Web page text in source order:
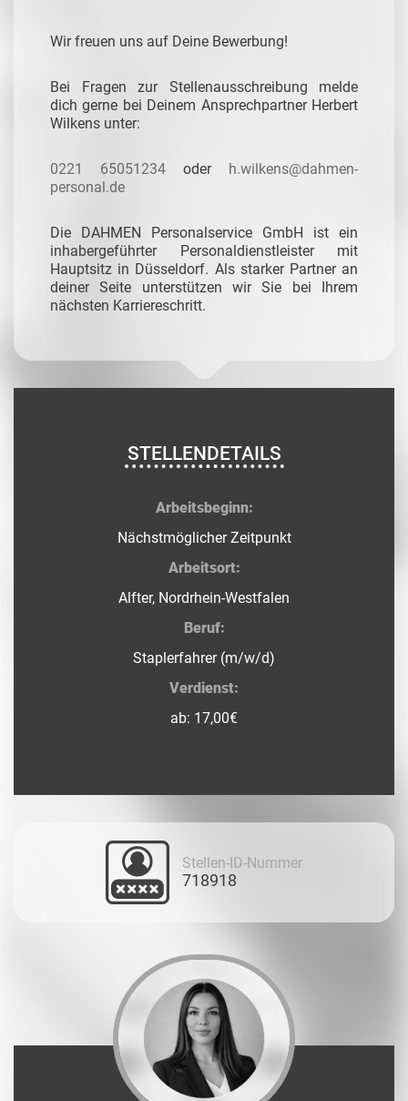
Wir freuen uns auf Deine Bewerbung!
Bei Fragen zur Stellenausschreibung melde
dichgerne bei Deinem Ansprechpartner Herbert
Wilkens unter:
0221 65051234 oder h.wilkens@dahmen-
personal.de
Die DAHMEN Personalservice GmbH ist ein
inhabergeführter Personaldienstleister mit
Hauptsitz in Düsseldorf. Als starker Partner an
deiner Seite unterstützen wir Sie bei Ihrem
nächsten Karriereschritt.
STELLENDETAILS
Arbeitsbeginn:
Nächstmöglicher Zeitpunkt
Arbeitsort:
Alfter, Nordrhein-Westfalen
Beruf:
Staplerfahrer (m/w/d)
Verdienst:
ab: 17,00€
Stellen-ID-Nummer
718918